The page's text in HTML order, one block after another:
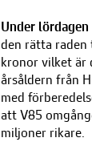
Under
den rätta raden
kronor vilket är
årsåldern från
med
att V85
miljoner rikare.